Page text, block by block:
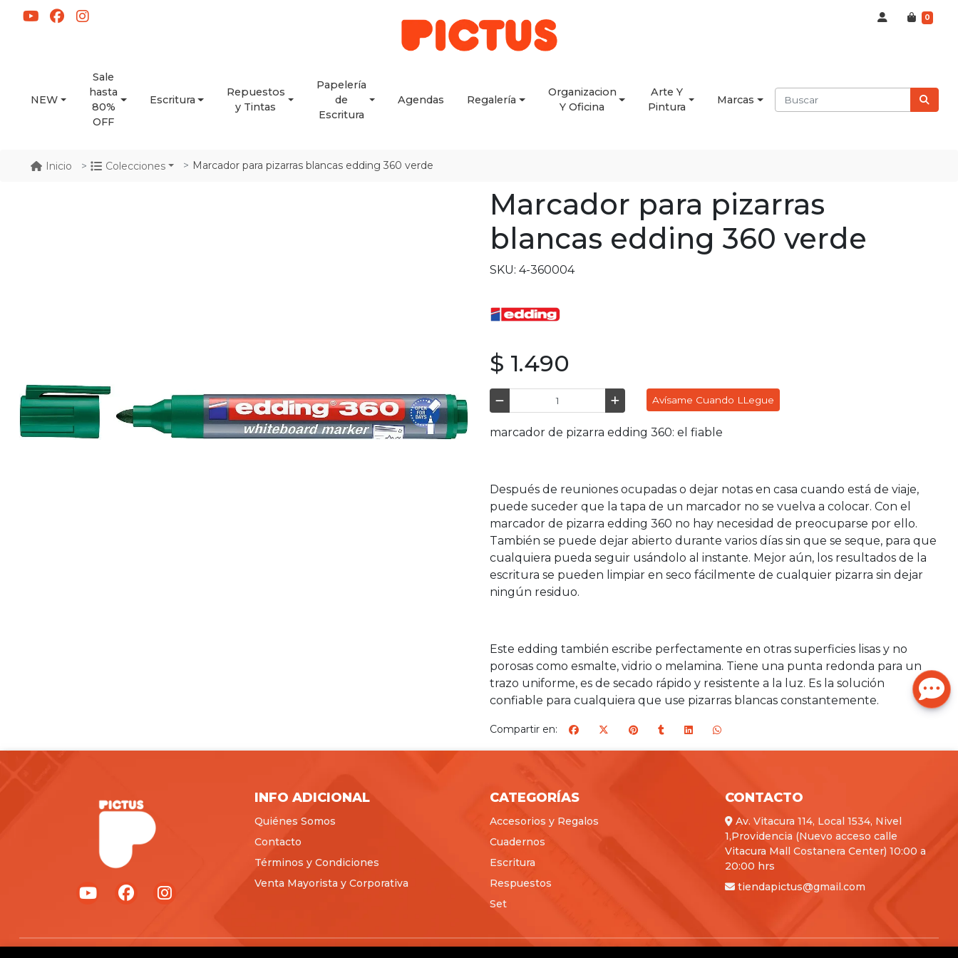
0
NEW
Sale
hasta
80%
OFF
Escritura
Repuestos
y Tintas
Papelería
de
Escritura
Agendas Regalería
Organizacion
Y Oficina
Arte Y
Pintura
Marcas
Inicio Colecciones Marcador para pizarras blancas edding 360 verde
Marcador para pizarras
blancas edding 360 verde
SKU: 4-360004
$ 1.490
Avísame Cuando LLegue
marcador de pizarra edding 360: el fiable
Después de reuniones ocupadas o dejar notas en casa cuando está de viaje,
puede suceder que la tapa de un marcador no se vuelva a colocar. Con el
marcador de pizarra edding 360 no hay necesidad de preocuparse por ello.
También se puede dejar abierto durante varios días sin que se seque, para que
cualquiera pueda seguir usándolo al instante. Mejor aún, los resultados de la
escritura se pueden limpiar en seco fácilmente de cualquier pizarra sin dejar
ningún residuo.
Este edding también escribe perfectamente en otras superficies lisas y no
porosas como esmalte, vidrio o melamina. Tiene una punta redonda para un
trazo uniforme, es de secado rápido y resistente a la luz. Es la solución
confiable para cualquiera que use pizarras blancas constantemente.
Compartir en:
INFO ADICIONAL
Quiénes Somos
Contacto
Términos y Condiciones
Venta Mayorista y Corporativa
CATEGORÍAS
Accesorios y Regalos
Cuadernos
Escritura
Respuestos
Set
CONTACTO
Av. Vitacura 114, Local 1534, Nivel
1,Providencia (Nuevo acceso calle
Vitacura Mall Costanera Center) 10:00 a
20:00 hrs
tiendapictus@gmail.com